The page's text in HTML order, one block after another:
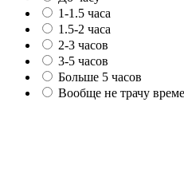
1-1.5 часа
1.5-2 часа
2-3 часов
3-5 часов
Больше 5 часов
Вообще не трачу